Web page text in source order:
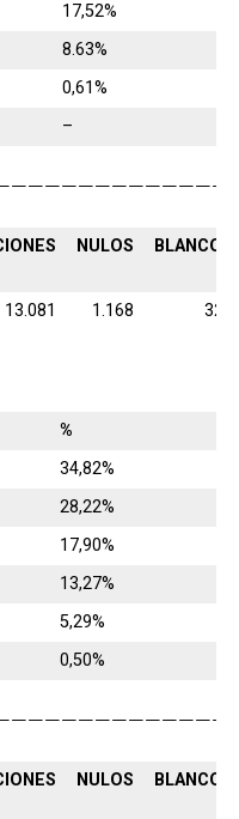
17,52%
8.63%
0,61%
–
NULOS BLANCOS
13.081 1.168 329
%
34,82%
28,22%
17,90%
13,27%
5,29%
0,50%
NULOS BLANCOS